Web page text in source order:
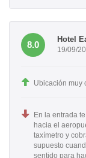
8.0
Hotel
19/09/
Ubicación muy
En la entrada
hacia el
taxímetro y
supuesto
sentido para